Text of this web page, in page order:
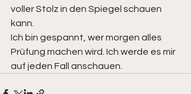
voller Stolz in den Spiegel schauen
kann.
Ich bin gespannt, wer morgen alles
Prüfung machen wird. Ich werde es mir
auf jeden Fall anschauen.